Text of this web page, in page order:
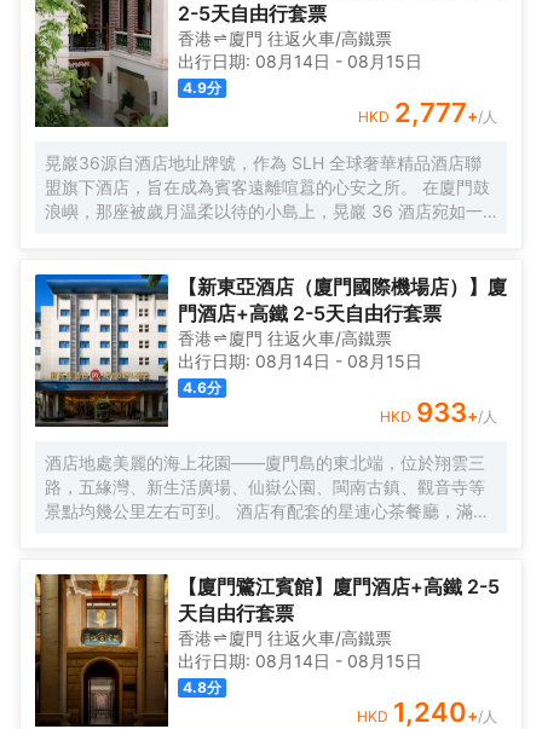
2-5天自由行套票
香港 廈門 往返火車/高鐵票
出行日期: 08月14日 - 08月15日
4.9分
HKD 2,777+/人
晃巖36源自酒店地址牌號，作為 SLH 全球奢華精品酒店聯
盟旗下酒店，旨在成為賓客遠離喧囂的心安之所。 在廈門鼓
浪嶼，那座被歲月温柔以待的小島上，晃巖 36 酒店宛如一
磚石間縈繞。自廈門搭乘渡輪，仿若穿越一片波光粼粼的詩
海，便能抵達這片與繁忙及快節奏隔絕的靜謐天堂。 踏入晃
巖36，復古留聲機裏傳出的悠揚旋律，似是時光的淺吟低
唱，伴你開啟這一場優雅之旅。閩南彩色玻璃窗與南洋風情
花紋瓷磚錯落交織，仿若一幅色彩斑斕而又富有異域風情的
畫卷，目光所及之處，皆是細膩的藝術筆觸。每間卧室皆似
陽光的寵兒，寬敞露台仿若空中花園，精心雕琢的細節之處
盡顯匠心。精心挑選的洗護產品與南方酒店少有的臻品烘衣
倉，以貼心的呵護，讓每一個清晨的準備都成為一種愉悅的
儀式。靜謐的夜晚，在戶外浴缸中舒展身心，拱形窗戶宛如
精緻畫框，框住那城市的迷人景緻，亦框住這片刻的寧靜與
間，悠然品茗，讓那一抹茶香與自然的氣息相融相契。在那
寧靜的庭院裏，新中式茶韻裊裊，創意咖啡香氣氤氲，時光
彷彿在此刻停駐，讓人沉醉不知歸路。「日光餐廳」裏，中
西合璧的融合美食宛如一場舌尖上的文化盛宴。「音樂會客
廳」內，鋼琴伴奏下的威士忌之夜，又似一場靈魂與音符、
美酒的繾綣私語。
【新東亞酒店（廈門國際機場店）】廈
門酒店+高鐵 2-5天自由行套票
香港 廈門 往返火車/高鐵票
出行日期: 08月14日 - 08月15日
4.6分
HKD 933+/人
酒店地處美麗的海上花園——廈門島的東北端，位於翔雲三
路，五緣灣、新生活廣場、仙嶽公園、閩南古鎮、觀音寺等
景點均幾公里左右可到。 酒店有配套的星連心茶餐廳，滿足
客一換，網絡讓你與外界溝通不中斷。酒店為住客提供免費
接送機服務（詳情諮詢門店）。
【廈門鷺江賓館】廈門酒店+高鐵 2-5
天自由行套票
香港 廈門 往返火車/高鐵票
出行日期: 08月14日 - 08月15日
4.8分
HKD 1,240+/人